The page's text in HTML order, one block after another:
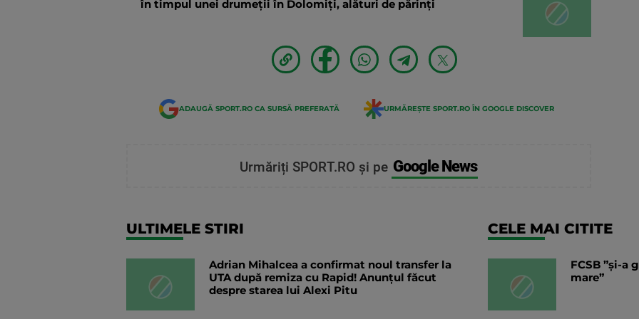
în timpul unei drumeții în Dolomiți, alături de părinți
ADAUGĂ SPORT.RO CA SURSĂ PREFERATĂ URMĂREȘTE SPORT.RO ÎN GOOGLE DISCOVER
Urmăriți SPORT.RO și pe Google News
ULTIMELE STIRI
Adrian Mihalcea a confirmat noul transfer la
UTA după remiza cu Rapid! Anunțul făcut
despre starea lui Alexi Pitu
CELE MAI CITITE
FCSB ”și-a
mare”